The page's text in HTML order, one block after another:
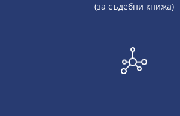
(за съдебни книжа)